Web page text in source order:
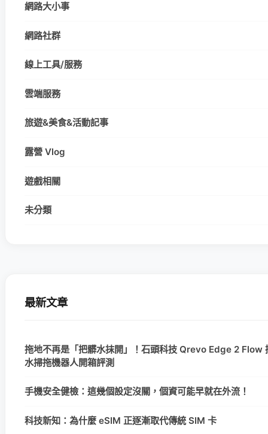
網路大小事
網路社群
線上工具/服務
雲端服務
旅遊&美食&活動記事
露營 Vlog
遊戲相關
未分類
最新文章
拖地不再是「把髒水抹開」！石頭科技 Qrevo Edge 2 Flow
水掃拖機器人開箱評測
手機安全健檢：這幾個設定沒關，個資可能早就在外流！
科技新知：為什麼 eSIM 正逐漸取代傳統 SIM 卡